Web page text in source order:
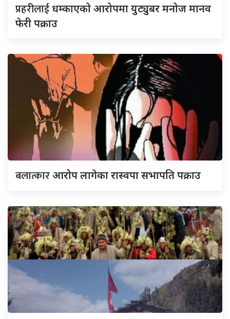
प्रहरीलाई धम्काएको आरोपमा युट्युबर मनोज मानव
फेरी पक्राउ
बलात्कारआरोप लागेका रास्वपा सभापति पक्राउ